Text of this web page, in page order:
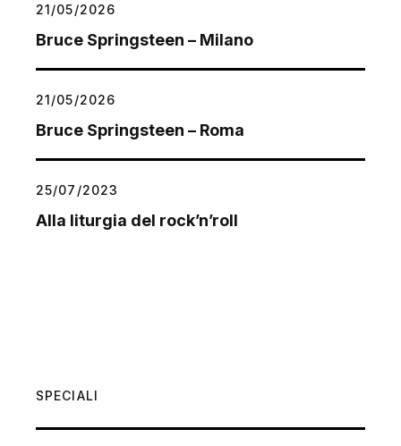
21/05/2026
Bruce Springsteen – Milano
21/05/2026
Bruce Springsteen – Roma
25/07/2023
Alla liturgia del rock’n’roll
SPECIALI